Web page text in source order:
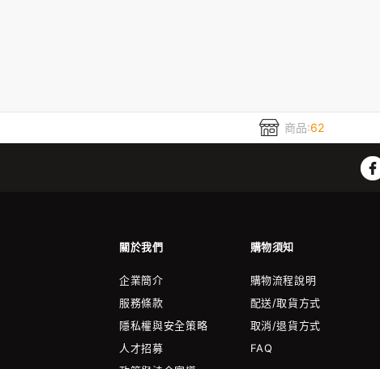
商品:62
關於我們 購物須知
企業簡介
服務條款
隱私權與安全策略
人才招募
購物流程說明
配送/取貨方式
取消/退貨方式
FAQ